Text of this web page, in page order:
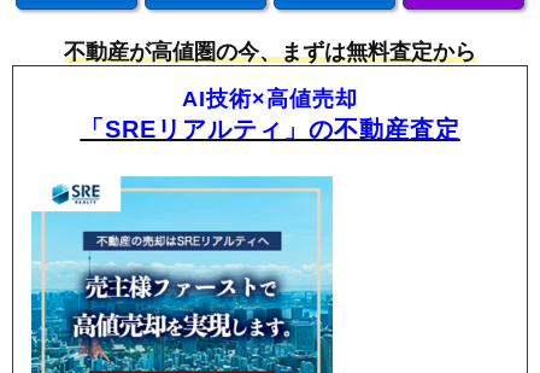
不動産が高値圏の今、まずは無料査定から
AI技術×高値売却
「SREリアルティ」の不動産査定